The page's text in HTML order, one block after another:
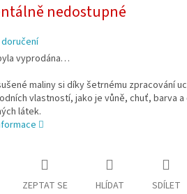
nedostupné
vyprodána…
maliny si díky šetrnému zpracování
vlastností, jako je vůně, chuť, barva
látek.
ZEPTAT SE HLÍDAT SDÍLET